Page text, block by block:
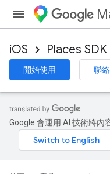
iOS Places
開始使用 聯
Google 會運用 AI 技術將內